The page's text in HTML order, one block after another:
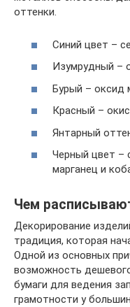
оттенки.
Синий цвет –
Изумрудный –
Бурый – оксид
Красный –
Янтарный
Черный цвет –
марганец и
Чем
Декорирование
традиция, которая
Одной из основных
возможность
бумаги для ведения
грамотности у